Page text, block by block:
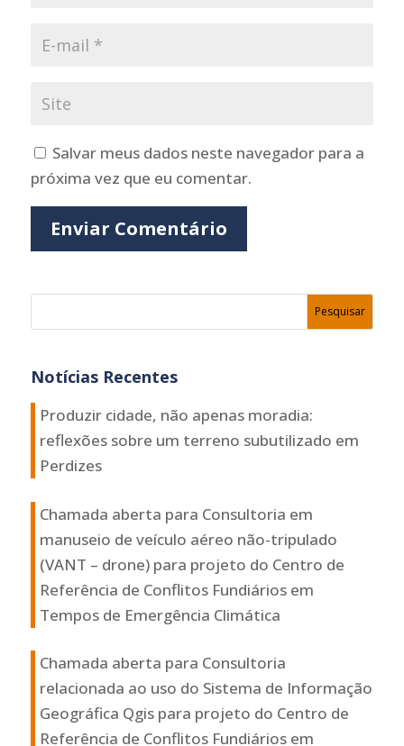
Salvar meus dados neste navegador para a
próxima vez que eu comentar.
Enviar Comentário
Notícias Recentes
Produzir cidade, não apenas moradia:
reflexões sobre um terreno subutilizado em
Perdizes
Chamada aberta para Consultoria em
manuseio de veículo aéreo não-tripulado
(VANT – drone) para projeto do Centro de
Referência de Conflitos Fundiários em
Tempos de Emergência Climática
Chamada aberta para Consultoria
relacionada ao uso do Sistema de Informação
Geográfica Qgis para projeto do Centro de
Referência de Conflitos Fundiários em